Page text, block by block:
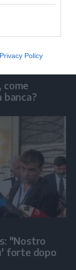
Privacy Policy
come
banca?
"Nostro
forte dopo